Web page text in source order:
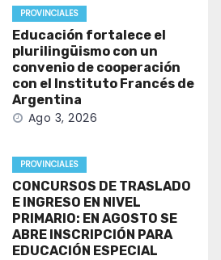
PROVINCIALES
Educación fortalece el
plurilingüismo con un
convenio de cooperación
con el Instituto Francés de
Argentina
Ago 3, 2026
PROVINCIALES
CONCURSOS DE TRASLADO
E INGRESO EN NIVEL
PRIMARIO: EN AGOSTO SE
ABRE INSCRIPCIÓN PARA
EDUCACIÓN ESPECIAL